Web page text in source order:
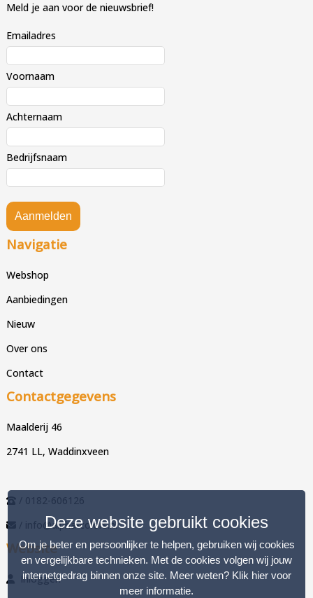
Meld je aan voor de nieuwsbrief!
Emailadres
Voornaam
Achternaam
Bedrijfsnaam
Aanmelden
Navigatie
Webshop
Aanbiedingen
Nieuw
Over ons
Contact
Contactgegevens
Maalderij 46
2741 LL, Waddinxveen
/ 0182-606126
/ info@alpha-colors.nl
Website
Inloggen
Deze website gebruikt cookies
Om je beter en persoonlijker te helpen, gebruiken wij cookies
en vergelijkbare technieken. Met de cookies volgen wij jouw
internetgedrag binnen onze site. Meer weten? Klik hier voor
meer informatie.